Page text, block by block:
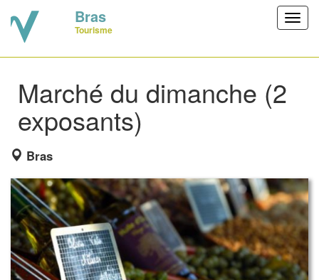
Bras
Tourisme
Marché du dimanche (2
exposants)
Bras